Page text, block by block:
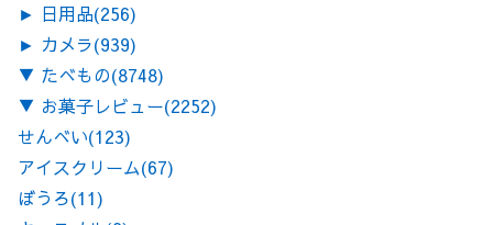
► 日用品(256)
► カメラ(939)
▼ たべもの(8748)
▼ お菓子レビュー(2252)
せんべい(123)
アイスクリーム(67)
ぼうろ(11)